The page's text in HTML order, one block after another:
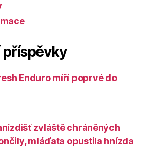
příspěvky
Enduro míří poprvé do
zvláště chráněných
mláďata opustila hnízda